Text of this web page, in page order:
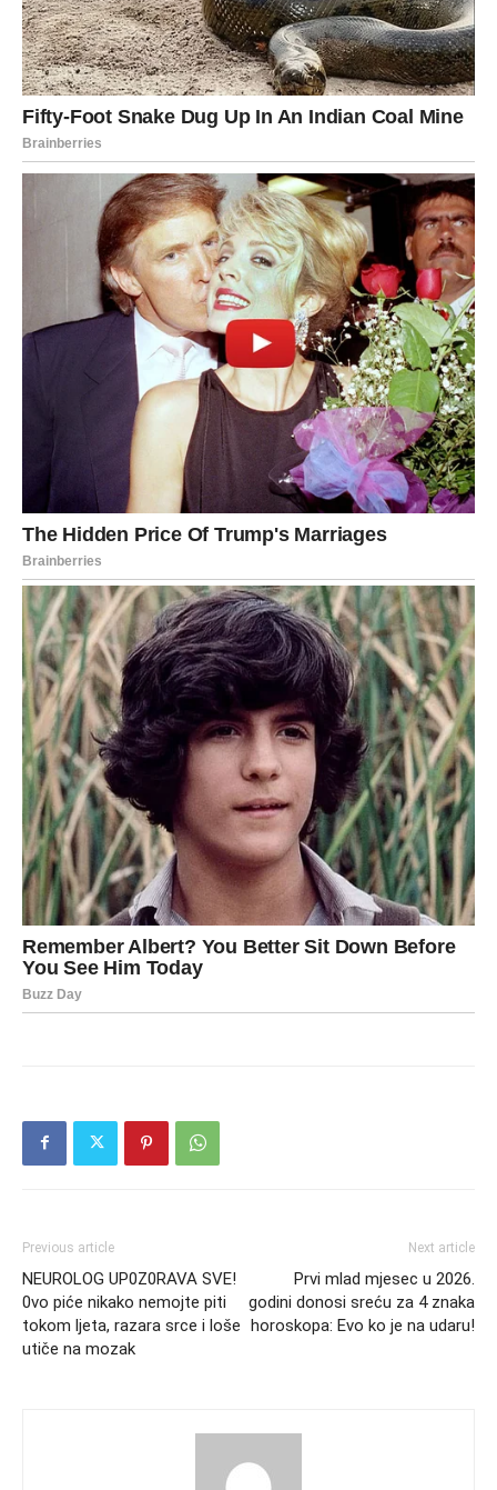
Previous article
NEUROLOG UP0Z0RAVA SVE!
0vo piće nikako nemojte piti
tokom ljeta, razara srce i loše
utiče na mozak
Next article
Prvi mlad mjesec u 2026.
godini donosi sreću za 4 znaka
horoskopa: Evo ko je na udaru!